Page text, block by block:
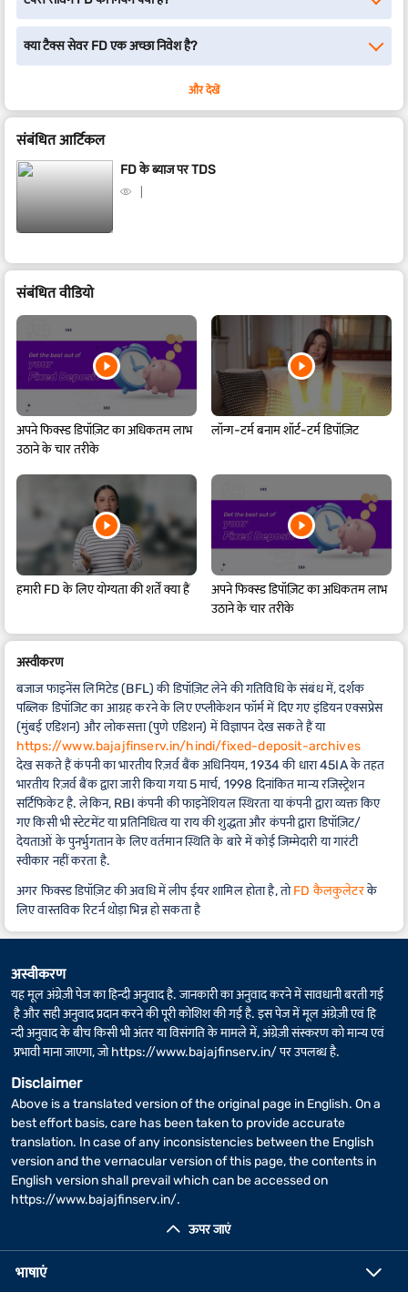
क्या टैक्स सेवर FD एक अच्छा निवेश है?
और देखें
संबंधित आर्टिकल
FD के ब्याज पर TDS
संबंधित वीडियो
अपने फिक्स्ड डिपॉज़िट का अधिकतम लाभ
उठाने के चार तरीके
लॉन्ग-टर्म बनाम शॉर्ट-टर्म डिपॉज़िट
हमारी FD के लिए योग्यता की शर्तें क्या हैं
अपने फिक्स्ड डिपॉज़िट का अधिकतम लाभ
उठाने के चार तरीके
अस्वीकरण
बजाज फाइनेंस लिमिटेड (BFL) की डिपॉज़िट लेने की गतिविधि के संबंध में, दर्शक
पब्लिक डिपॉजिट का आग्रह करने के लिए एप्लीकेशन फॉर्म में दिए गए इंडियन एक्सप्रेस
(मुंबई एडिशन) और लोकसत्ता (पुणे एडिशन) में विज्ञापन देख सकते हैं या
https://www.bajajfinserv.in/hindi/fixed-deposit-archives
देख सकते हैं कंपनी का भारतीय रिज़र्व बैंक अधिनियम, 1934 की धारा 45IA के तहत
भारतीय रिज़र्व बैंक द्वारा जारी किया गया 5 मार्च, 1998 दिनांकित मान्य रजिस्ट्रेशन
सर्टिफिकेट है. लेकिन, RBI कंपनी की फाइनेंशियल स्थिरता या कंपनी द्वारा व्यक्त किए
गए किसी भी स्टेटमेंट या प्रतिनिधित्व या राय की शुद्धता और कंपनी द्वारा डिपॉज़िट/
देयताओं के पुनर्भुगतान के लिए वर्तमान स्थिति के बारे में कोई जिम्मेदारी या गारंटी
स्वीकार नहीं करता है.
अगर फिक्स्ड डिपॉज़िट की अवधि में लीप ईयर शामिल होता है, तोFD कैलकुलेटरके
लिए वास्तविक रिटर्न थोड़ा भिन्न हो सकता है
ऊपर जाएं
अस्वीकरण
यह मूल अंग्रेज़ी पेज का हिन्दी अनुवाद है. जानकारी का अनुवाद करने में सावधानी बरती गई
है और सही अनुवाद प्रदान करने की पूरी कोशिश की गई है. इस पेज में मूल अंग्रेज़ी एवं हि
न्दी अनुवाद के बीच किसी भी अंतर या विसंगति के मामले में, अंग्रेज़ी संस्करण को मान्य एवं
प्रभावी माना जाएगा, जोhttps://www.bajajfinserv.in/पर उपलब्ध है.
Disclaimer
Above is a translated version of the original page in English. On a
best effort basis, care has been taken to provide accurate
translation. In case of any inconsistencies between the English
version and the vernacular version of this page, the contents in
English version shall prevail which can be accessed on
https://www.bajajfinserv.in/.
भाषाएं